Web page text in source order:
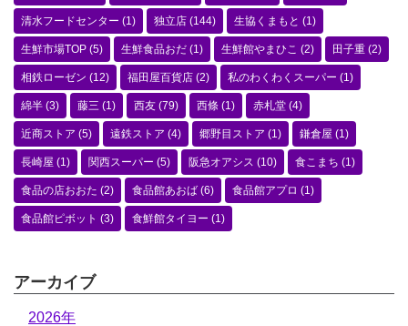
清水フードセンター (1) 独立店 (144) 生協くまもと (1)
生鮮市場TOP (5) 生鮮食品おだ (1) 生鮮館やまひこ (2) 田子重 (2)
相鉄ローゼン (12) 福田屋百貨店 (2) 私のわくわくスーパー (1)
綿半 (3) 藤三 (1) 西友 (79) 西條 (1) 赤札堂 (4)
近商ストア (5) 遠鉄ストア (4) 郷野目ストア (1) 鎌倉屋 (1)
長崎屋 (1) 関西スーパー (5) 阪急オアシス (10) 食こまち (1)
食品の店おおた (2) 食品館あおば (6) 食品館アプロ (1)
食品館ピボット (3) 食鮮館タイヨー (1)
アーカイブ
2026年